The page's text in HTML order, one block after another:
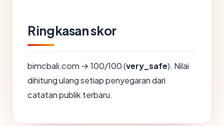
Ringkasan skor
bimcbali.com → 100/100 (very_safe). Nilai
dihitung ulang setiap penyegaran dari
catatan publik terbaru.